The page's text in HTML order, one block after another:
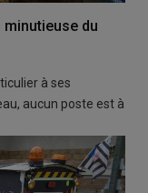
minutieuse du
à ses
aucun poste est à